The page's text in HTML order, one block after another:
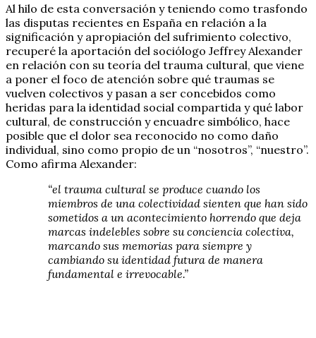
Al hilo de esta conversación y teniendo como trasfondo
las disputas recientes en España en relación a la
significación y apropiación del sufrimiento colectivo,
recuperé la aportación del sociólogo Jeffrey Alexander
en relación con su teoría del trauma cultural, que viene
a poner el foco de atención sobre qué traumas se
vuelven colectivos y pasan a ser concebidos como
heridas para la identidad social compartida y qué labor
cultural, de construcción y encuadre simbólico, hace
posible que el dolor sea reconocido no como daño
individual, sino como propio de un “nosotros”, “nuestro”.
Como afirma Alexander:
“el trauma cultural se produce cuando los
miembros de una colectividad sienten que han sido
sometidos a un acontecimiento horrendo que deja
marcas indelebles sobre su conciencia colectiva,
marcando sus memorias para siempre y
cambiando su identidad futura de manera
fundamental e irrevocable.”